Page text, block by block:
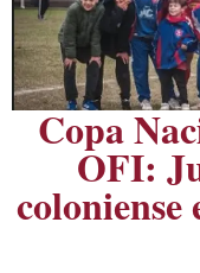
Copa
OFI:
coloniense